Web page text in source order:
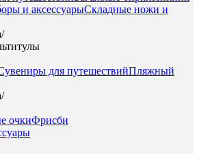
и аксессуарыСкладные ножи и
/
для путешествийПляжный
/
очкиФрисби